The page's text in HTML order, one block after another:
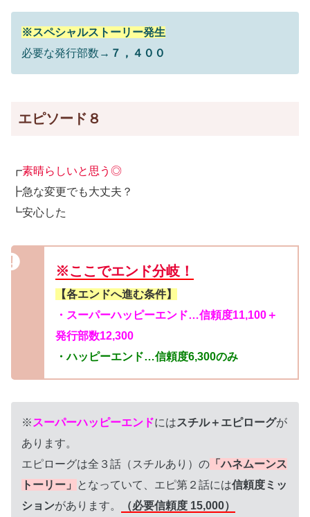
※スペシャルストーリー発生
必要な発行部数→ ７，４００
エピソード８
┏素晴らしいと思う◎
┣急な変更でも大丈夫？
┗安心した
※ここでエンド分岐！
【各エンドへ進む条件】
・スーパーハッピーエンド…信頼度11,100＋
発行部数12,300
・ハッピーエンド…信頼度6,300のみ
※ スーパーハッピーエンドにはスチル＋エピローグが
あります。
エピローグは全３話（スチルあり）の 「ハネムーンス
トーリー」
となっていて、エピ第２話には信頼度ミッ
ションがあります。 （必要信頼度 15,000）